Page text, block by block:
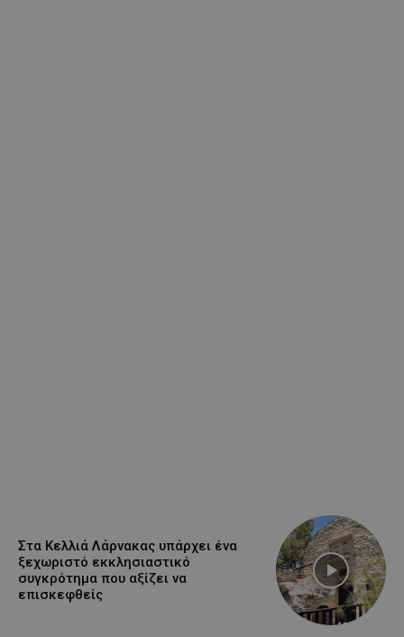
Στα Κελλιά Λάρνακας υπάρχει ένα
ξεχωριστό εκκλησιαστικό
συγκρότημα που αξίζει να
επισκεφθείς